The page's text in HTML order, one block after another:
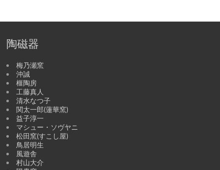
陶磁器
梅乃瀬窯
沖誠
榧陶房
工藤真人
清水なつ子
関太一郎(蓮華窯)
益子淳一
マシュー・ソヴヤニ
松田窯(すこし屋)
鳥居明生
風遊舎
村山大介